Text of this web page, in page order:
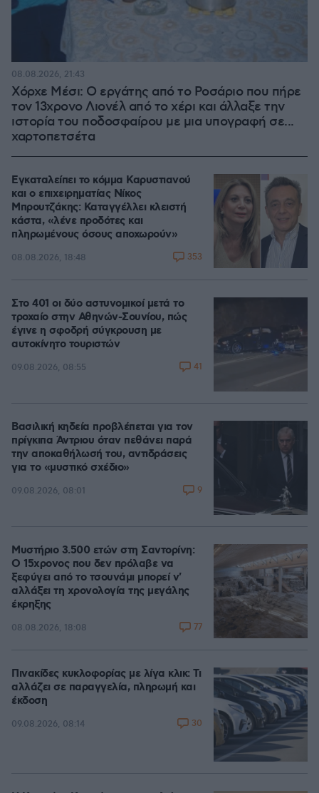
Χόρχε Μέσι: Ο εργάτης από το Ροσάριο που πήρε
τον 13χρονο Λιονέλ από το χέρι και άλλαξε την
ιστορία του ποδοσφαίρου με μια υπογραφή σε...
χαρτοπετσέτα
08.08.2026, 21:43
Εγκαταλείπει το κόμμα Καρυστιανού
και ο επιχειρηματίας Νίκος
Μπρουτζάκης: Καταγγέλλει κλειστή
κάστα, «λένε προδότες και
πληρωμένους όσους αποχωρούν»
08.08.2026, 18:48 353
Στο 401 οι δύο αστυνομικοί μετά το
τροχαίο στην Αθηνών-Σουνίου, πώς
έγινε η σφοδρή σύγκρουση με
αυτοκίνητο τουριστών
09.08.2026, 08:55 41
Βασιλική κηδεία προβλέπεται για τον
πρίγκιπα Άντριου όταν πεθάνει παρά
την αποκαθήλωσή του, αντιδράσεις
για το «μυστικό σχέδιο»
09.08.2026, 08:01 9
Μυστήριο 3.500 ετών στη Σαντορίνη:
Ο 15χρονος που δεν πρόλαβε να
ξεφύγει από το τσουνάμι μπορεί ν'
αλλάξει τη χρονολογία της μεγάλης
έκρηξης
08.08.2026, 18:08 77
Πινακίδες κυκλοφορίας με λίγα κλικ: Τι
αλλάζει σε παραγγελία, πληρωμή και
έκδοση
09.08.2026, 08:14 30